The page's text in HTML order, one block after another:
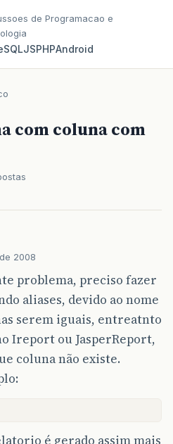
de Programacao e
SQLJSPHPAndroid
com coluna com
2008
problema, preciso fazer
aliases, devido ao nome
serem iguais, entreatnto
Ireport ou JasperReport,
coluna não existe.